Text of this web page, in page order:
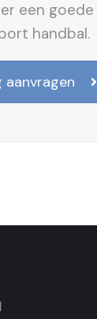
een goede
handbal.
aanvragen